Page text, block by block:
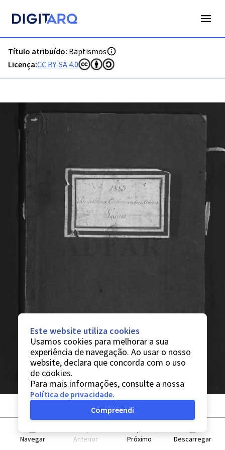
Título atribuído: Baptismos
Licença:CC BY-SA 4.0
Navegar Anterior Próximo Descarregar
Este website utiliza cookies
Usamos cookies para melhorar a sua
experiência de navegação. Ao usar o nosso
website, declara que concorda com o uso
de cookies.
Para mais informações, consulte a nossa
Política de privacidade.
Compreendi